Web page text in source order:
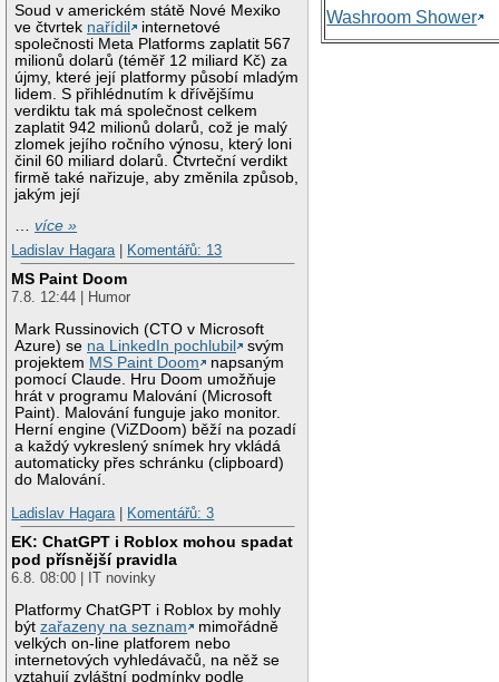
Soud v americkém státě Nové Mexiko
ve čtvrtek nařídil
internetové
společnosti Meta Platforms zaplatit 567
milionů dolarů (téměř 12 miliard Kč) za
újmy, které její platformy působí mladým
lidem. S přihlédnutím k dřívějšímu
verdiktu tak má společnost celkem
zaplatit 942 milionů dolarů, což je malý
zlomek jejího ročního výnosu, který loni
činil 60 miliard dolarů. Čtvrteční verdikt
firmě také nařizuje, aby změnila způsob,
jakým její
…více »
Ladislav Hagara
Komentářů: 13
MS Paint Doom
7.8. 12:44 | Humor
Mark Russinovich (CTO v Microsoft
Azure) se na LinkedIn pochlubil
svým
projektem MS Paint Doom
napsaným
pomocí Claude. Hru Doom umožňuje
hrát v programu Malování (Microsoft
Paint). Malování funguje jako monitor.
Herní engine (ViZDoom) běží na pozadí
a každý vykreslený snímek hry vkládá
automaticky přes schránku (clipboard)
do Malování.
Ladislav Hagara
Komentářů: 3
EK: ChatGPT i Roblox mohou spadat
pod přísnější pravidla
6.8. 08:00 | IT novinky
Platformy ChatGPT i Roblox by mohly
býtzařazeny na seznam
mimořádně
velkých on-line platforem nebo
internetových vyhledávačů, na něž se
vztahují zvláštní podmínky podle
Washroom Shower